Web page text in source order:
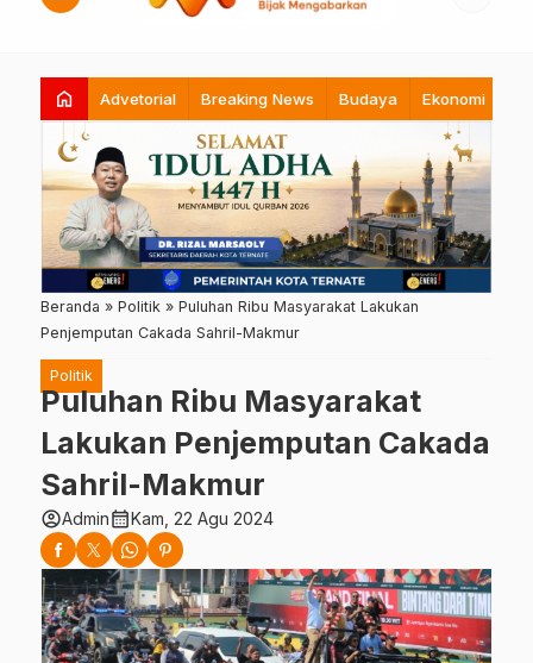
home Advetorial Breaking News Budaya Ekonomi
Beranda » Politik » Puluhan Ribu Masyarakat Lakukan
Penjemputan Cakada Sahril-Makmur
Politik
Puluhan Ribu Masyarakat
Lakukan Penjemputan Cakada
Sahril-Makmur
account_circleAdmincalendar_monthKam, 22 Agu 2024